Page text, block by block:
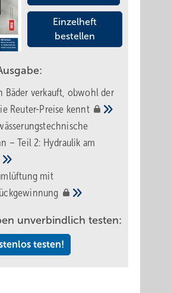
Einzelheft
bestellen
Bäder verkauft, obwohl der
Reuter-Preise kennt
– Teil 2: Hydraulik am
mit
unverbindlich testen:
testen!